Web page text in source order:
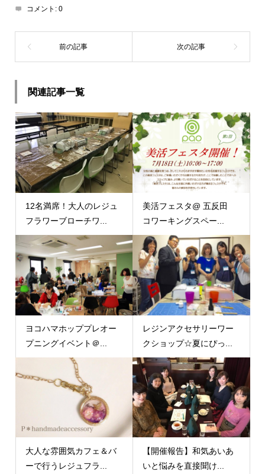
コメント: 0
関連記事一覧
12名満席！大人のレジュ
フラワーブローチワ...
美活フェスタ@ 五反田
コワーキングスペー...
ヨコハマホッププレオー
プニングイベント＠...
レジンアクセサリーワー
クショップ☆夏にぴっ...
大人な雰囲気カフェ＆バ
ーで行うレジュフラ...
【開催報告】和気あいあ
いと悩みを直接聞け...